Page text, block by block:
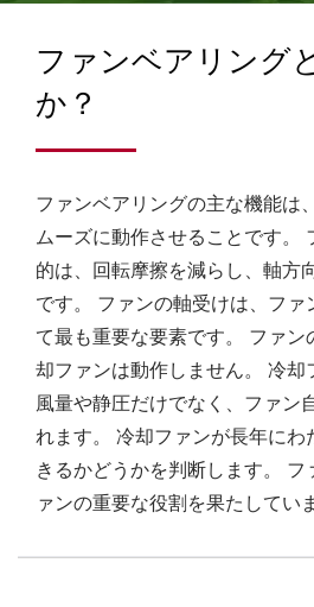
ファンベアリング
か？
ファンベアリングの主な機能は
ムーズに動作させることです。
的は、回転摩擦を減らし、軸方
です。 ファンの軸受けは、ファ
て最も重要な要素です。 ファン
却ファンは動作しません。 冷却
風量や静圧だけでなく、ファン
れます。 冷却ファンが長年にわ
きるかどうかを判断します。 フ
ァンの重要な役割を果たしてい